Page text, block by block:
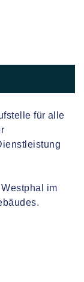
für alle
im